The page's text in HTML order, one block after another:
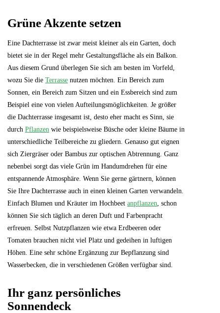
Grüne Akzente setzen
Eine Dachterrasse ist zwar meist kleiner als ein Garten, doch
bietet sie in der Regel mehr Gestaltungsfläche als ein Balkon.
Aus diesem Grund überlegen Sie sich am besten im Vorfeld,
wozu Sie die Terrasse nutzen möchten. Ein Bereich zum
Sonnen, ein Bereich zum Sitzen und ein Essbereich sind zum
Beispiel eine von vielen Aufteilungsmöglichkeiten. Je größer
die Dachterrasse insgesamt ist, desto eher macht es Sinn, sie
durch Pflanzen wie beispielsweise Büsche oder kleine Bäume in
unterschiedliche Teilbereiche zu gliedern. Genauso gut eignen
sich Ziergräser oder Bambus zur optischen Abtrennung. Ganz
nebenbei sorgt das viele Grün im Handumdrehen für eine
entspannende Atmosphäre. Wenn Sie gerne gärtnern, können
Sie Ihre Dachterrasse auch in einen kleinen Garten verwandeln.
Einfach Blumen und Kräuter im Hochbeet anpflanzen, schon
können Sie sich täglich an deren Duft und Farbenpracht
erfreuen. Selbst Nutzpflanzen wie etwa Erdbeeren oder
Tomaten brauchen nicht viel Platz und gedeihen in luftigen
Höhen. Eine sehr schöne Ergänzung zur Bepflanzung sind
Wasserbecken, die in verschiedenen Größen verfügbar sind.
Ihr ganz persönliches
Sonnendeck